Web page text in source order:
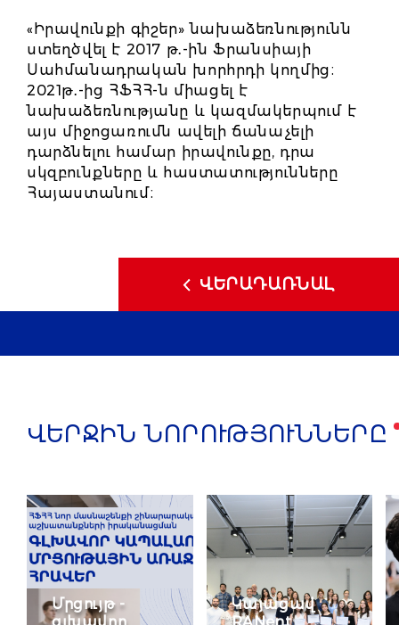
«Իրավունքի գիշեր» նախաձեռնությունն
ստեղծվել է 2017 թ․-ին Ֆրանսիայի
Սահմանադրական խորհրդի կողմից։
2021թ․-ից ՀՖՀՀ-ն միացել է
նախաձեռնությանը և կազմակերպում է
այս միջոցառումն ավելի ճանաչելի
դարձնելու համար իրավունքը, դրա
սկզբունքները և հաստատությունները
Հայաստանում։
ՎԵՐԱԴԱՌՆԱԼ
ՎԵՐՋԻՆ ՆՈՐՈՒԹՅՈՒՆՆԵՐԸ
Մրցույթ -
Կայացավ